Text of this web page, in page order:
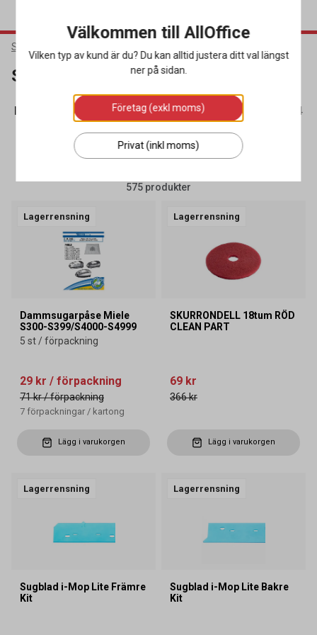
Städ & Hygien
Städmaskiner
Dammsugare Dammsugarpåsar & Tillbehör (184)
SORTERA FILTRERA
575 produkter
Lagerrensning
Dammsugarpåse Miele
S300-S399/S4000-S4999
5 st / förpackning
29 kr / förpackning
71 kr/ förpackning
7 förpackningar / kartong
Lägg i varukorgen
Lagerrensning
SKURRONDELL 18tum RÖD
CLEAN PART
69 kr
366 kr
Lägg i varukorgen
Lagerrensning
Sugblad i-Mop Lite Främre
Kit
Lagerrensning
Sugblad i-Mop Lite Bakre
Kit
Välkommen till AllOffice
Vilken typ av kund är du? Du kan alltid justera ditt val längst
ner på sidan.
Företag (exkl moms)
Privat (inkl moms)